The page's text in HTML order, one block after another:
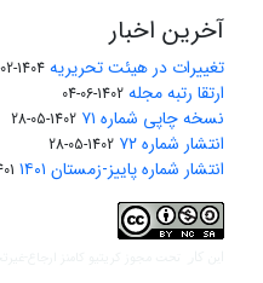
آخرین اخبار
تغییرات در هیئت تحریریه 1404-02-01
ارتقا رتبه مجله 1402-06-04
نسخه چاپی شماره ۷۱ 1402-05-28
انتشار شماره ۷۲ 1402-05-28
انتشار شماره پاییز-زمستان ۱۴۰۱ 04